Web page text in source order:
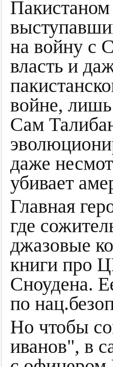
Пакистаном
на войну с
власть и
войне,
Сам
даже
убивает
Главная
где
джазовые
книги про
Сноудена.
по
Но чтобы
иванов", в